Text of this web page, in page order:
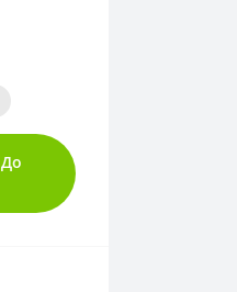
До